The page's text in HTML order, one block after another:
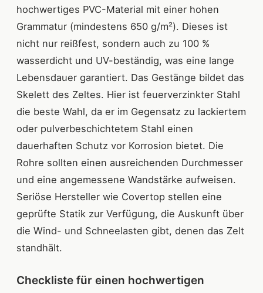
hochwertiges PVC-Material mit einer hohen
Grammatur (mindestens 650 g/m²). Dieses ist
nicht nur reißfest, sondern auch zu 100 %
wasserdicht und UV-beständig, was eine lange
Lebensdauer garantiert. Das Gestänge bildet das
Skelett des Zeltes. Hier ist feuerverzinkter Stahl
die beste Wahl, da er im Gegensatz zu lackiertem
oder pulverbeschichtetem Stahl einen
dauerhaften Schutz vor Korrosion bietet. Die
Rohre sollten einen ausreichenden Durchmesser
und eine angemessene Wandstärke aufweisen.
Seriöse Hersteller wie Covertop stellen eine
geprüfte Statik zur Verfügung, die Auskunft über
die Wind- und Schneelasten gibt, denen das Zelt
standhält.
Checkliste für einen hochwertigen